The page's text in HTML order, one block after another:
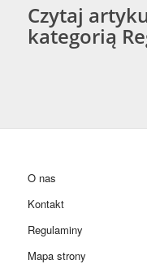
Czytaj
kategorią
O nas
Kontakt
Regulaminy
Mapa strony